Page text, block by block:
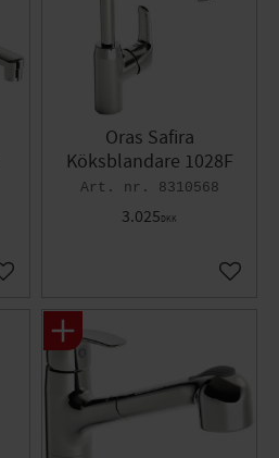
Gem som favorit
Oras Safira
Köksblandare 1028F
8310568
3.025DKK
Gem